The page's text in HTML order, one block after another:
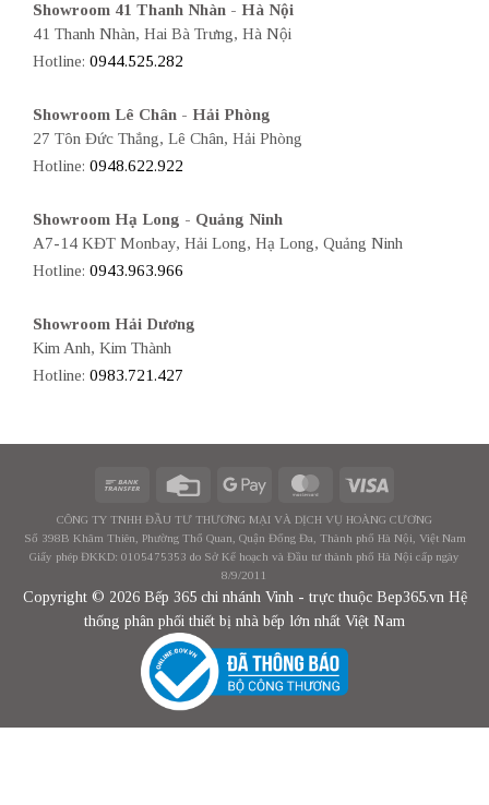
Showroom 41 Thanh Nhàn - Hà Nội
41 Thanh Nhàn, Hai Bà Trưng, Hà Nội
Hotline: 0944.525.282
Showroom Lê Chân - Hải Phòng
27 Tôn Đức Thắng, Lê Chân, Hải Phòng
Hotline: 0948.622.922
Showroom Hạ Long - Quảng Ninh
A7-14 KĐT Monbay, Hải Long, Hạ Long, Quảng Ninh
Hotline: 0943.963.966
Showroom Hải Dương
Kim Anh, Kim Thành
Hotline: 0983.721.427
CÔNG TY TNHH ĐẦU TƯ THƯƠNG MẠI VÀ DỊCH VỤ HOÀNG CƯƠNG
Số 398B Khâm Thiên, Phường Thổ Quan, Quận Đống Đa, Thành phố Hà Nội, Việt Nam
Giấy phép ĐKKD: 0105475353 do Sở Kế hoạch và Đầu tư thành phố Hà Nội cấp ngày
8/9/2011
Copyright © 2026 Bếp 365 chi nhánh Vinh - trực thuộc Bep365.vn Hệ
thống phân phối thiết bị nhà bếp lớn nhất Việt Nam